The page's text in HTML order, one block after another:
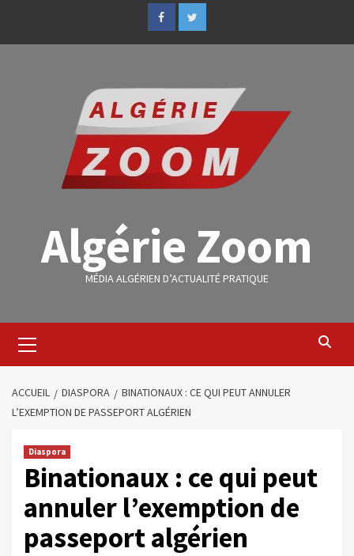
Algérie Zoom
MÉDIA ALGÉRIEN D’ACTUALITÉ PRATIQUE
ACCUEIL DIASPORA
BINATIONAUX : CE QUI PEUT ANNULER
L’EXEMPTION DE PASSEPORT ALGÉRIEN
Diaspora
Binationaux : ce qui peut
annuler l’exemption de
passeport algérien